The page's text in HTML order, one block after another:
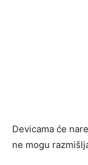
Devicama će
ne mogu